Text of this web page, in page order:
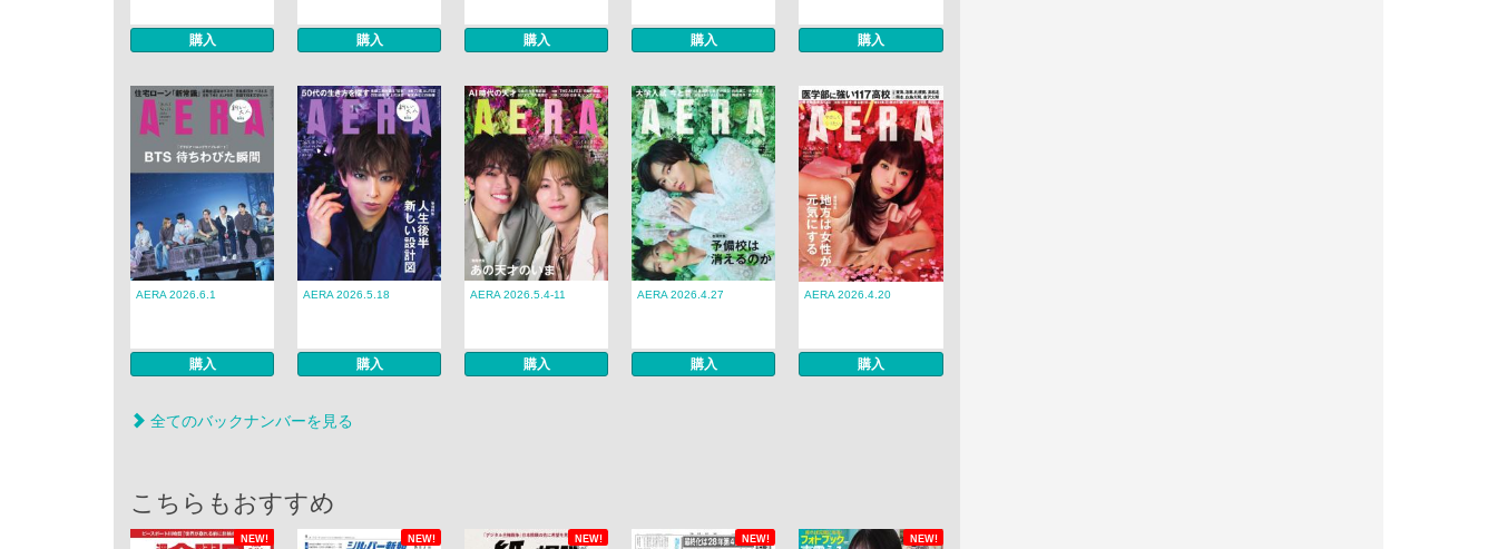
購入 購入 購入 購入 購入
AERA 2026.6.1
購入
AERA 2026.5.18
購入
AERA 2026.5.4-11
購入
AERA 2026.4.27
購入
AERA 2026.4.20
購入
全てのバックナンバーを見る
こちらもおすすめ
NEW! NEW! NEW! NEW! NEW!